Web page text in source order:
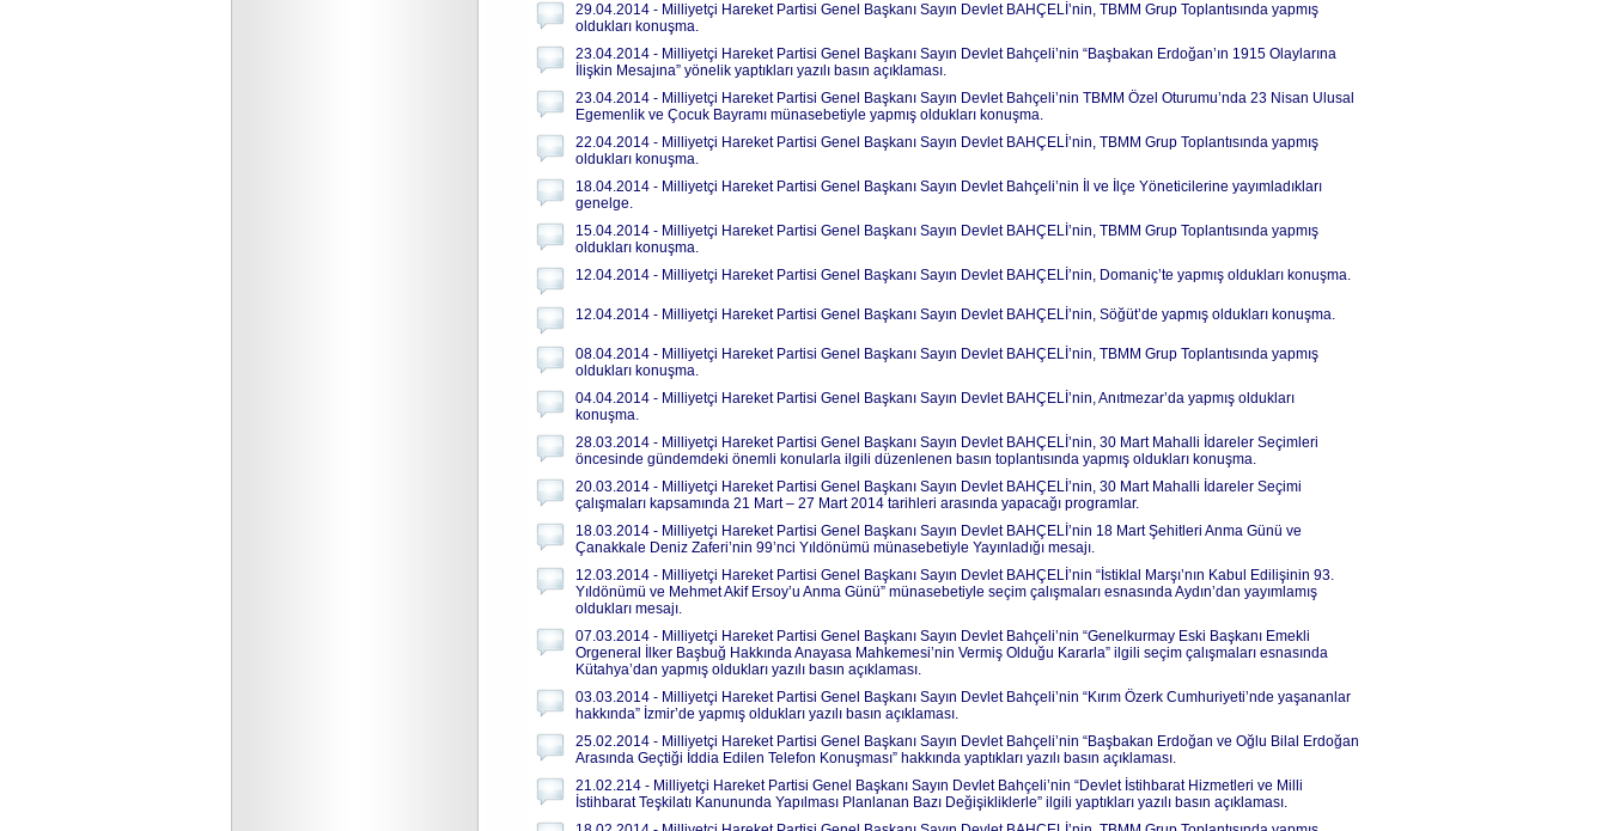
29.04.2014 - Milliyetçi Hareket Partisi Genel Başkanı Sayın Devlet BAHÇELİ’nin, TBMM Grup Toplantısında yapmış
oldukları konuşma.
23.04.2014 - Milliyetçi Hareket Partisi Genel Başkanı Sayın Devlet Bahçeli’nin “Başbakan Erdoğan’ın 1915 Olaylarına
İlişkin Mesajına” yönelik yaptıkları yazılı basın açıklaması.
23.04.2014 - Milliyetçi Hareket Partisi Genel Başkanı Sayın Devlet Bahçeli’nin TBMM Özel Oturumu’nda 23 Nisan Ulusal
Egemenlik ve Çocuk Bayramı münasebetiyle yapmış oldukları konuşma.
22.04.2014 - Milliyetçi Hareket Partisi Genel Başkanı Sayın Devlet BAHÇELİ’nin, TBMM Grup Toplantısında yapmış
oldukları konuşma.
18.04.2014 - Milliyetçi Hareket Partisi Genel Başkanı Sayın Devlet Bahçeli’nin İl ve İlçe Yöneticilerine yayımladıkları
genelge.
15.04.2014 - Milliyetçi Hareket Partisi Genel Başkanı Sayın Devlet BAHÇELİ’nin, TBMM Grup Toplantısında yapmış
oldukları konuşma.
12.04.2014 - Milliyetçi Hareket Partisi Genel Başkanı Sayın Devlet BAHÇELİ’nin, Domaniç’te yapmış oldukları konuşma.
12.04.2014 - Milliyetçi Hareket Partisi Genel Başkanı Sayın Devlet BAHÇELİ’nin, Söğüt’de yapmış oldukları konuşma.
08.04.2014 - Milliyetçi Hareket Partisi Genel Başkanı Sayın Devlet BAHÇELİ’nin, TBMM Grup Toplantısında yapmış
oldukları konuşma.
04.04.2014 - Milliyetçi Hareket Partisi Genel Başkanı Sayın Devlet BAHÇELİ’nin, Anıtmezar’da yapmış oldukları
konuşma.
28.03.2014 - Milliyetçi Hareket Partisi Genel Başkanı Sayın Devlet BAHÇELİ’nin, 30 Mart Mahalli İdareler Seçimleri
öncesinde gündemdeki önemli konularla ilgili düzenlenen basın toplantısında yapmış oldukları konuşma.
20.03.2014 - Milliyetçi Hareket Partisi Genel Başkanı Sayın Devlet BAHÇELİ’nin, 30 Mart Mahalli İdareler Seçimi
çalışmaları kapsamında 21 Mart – 27 Mart 2014 tarihleri arasında yapacağı programlar.
18.03.2014 - Milliyetçi Hareket Partisi Genel Başkanı Sayın Devlet BAHÇELİ’nin 18 Mart Şehitleri Anma Günü ve
Çanakkale Deniz Zaferi’nin 99’nci Yıldönümü münasebetiyle Yayınladığı mesajı.
12.03.2014 - Milliyetçi Hareket Partisi Genel Başkanı Sayın Devlet BAHÇELİ’nin “İstiklal Marşı’nın Kabul Edilişinin 93.
Yıldönümü ve Mehmet Akif Ersoy’u Anma Günü” münasebetiyle seçim çalışmaları esnasında Aydın’dan yayımlamış
oldukları mesajı.
07.03.2014 - Milliyetçi Hareket Partisi Genel Başkanı Sayın Devlet Bahçeli’nin “Genelkurmay Eski Başkanı Emekli
Orgeneral İlker Başbuğ Hakkında Anayasa Mahkemesi’nin Vermiş Olduğu Kararla” ilgili seçim çalışmaları esnasında
Kütahya’dan yapmış oldukları yazılı basın açıklaması.
03.03.2014 - Milliyetçi Hareket Partisi Genel Başkanı Sayın Devlet Bahçeli’nin “Kırım Özerk Cumhuriyeti’nde yaşananlar
hakkında” İzmir’de yapmış oldukları yazılı basın açıklaması.
25.02.2014 - Milliyetçi Hareket Partisi Genel Başkanı Sayın Devlet Bahçeli’nin “Başbakan Erdoğan ve Oğlu Bilal Erdoğan
Arasında Geçtiği İddia Edilen Telefon Konuşması” hakkında yaptıkları yazılı basın açıklaması.
21.02.214 - Milliyetçi Hareket Partisi Genel Başkanı Sayın Devlet Bahçeli’nin “Devlet İstihbarat Hizmetleri ve Milli
İstihbarat Teşkilatı Kanununda Yapılması Planlanan Bazı Değişikliklerle” ilgili yaptıkları yazılı basın açıklaması.